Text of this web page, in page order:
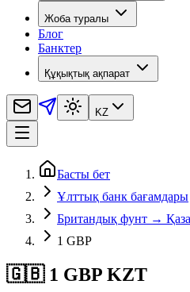
Жоба туралы
Блог
Банктер
Құқықтық ақпарат
KZ
Басты бет
Ұлттық банк бағамдары
Британдық фунт →
1 GBP
🇬🇧 1 GBP KZT